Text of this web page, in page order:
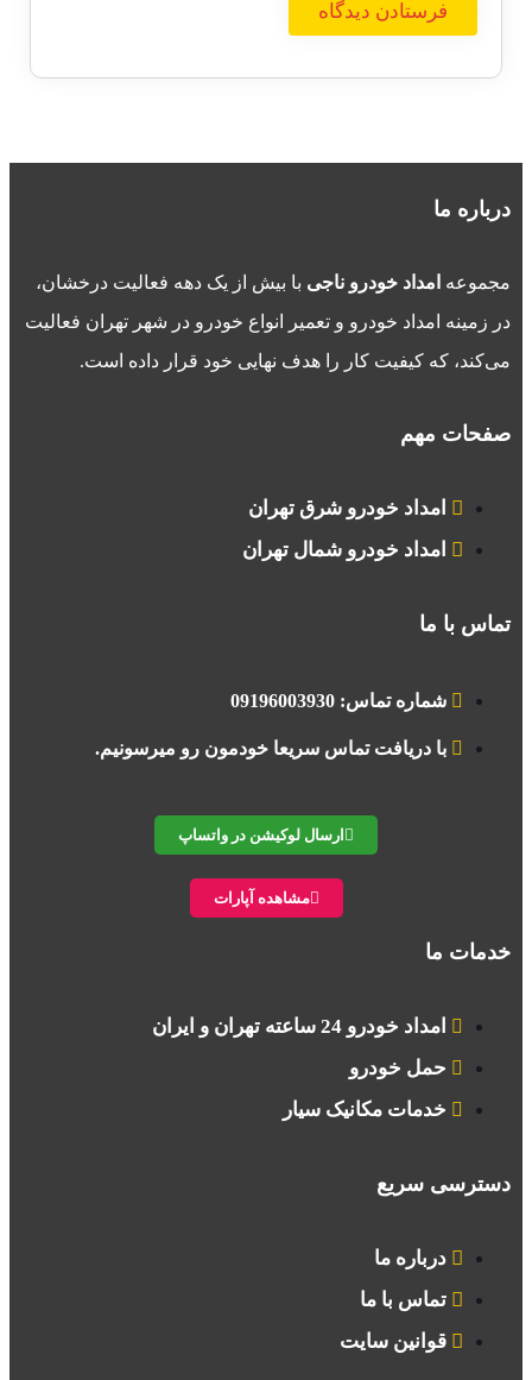
درباره ما
مجموعه امداد خودرو ناجی با بیش از یک دهه فعالیت درخشان،
در زمینه امداد خودرو و تعمیر انواع خودرو در شهر تهران فعالیت
می‌کند، که کیفیت کار را هدف نهایی خود قرار داده است.
صفحات مهم
امداد خودرو شرق تهران
امداد خودرو شمال تهران
تماس با ما
شماره تماس: 09196003930
با دریافت تماس سریعا خودمون رو میرسونیم.
ارسال لوکیشن در واتساپ
مشاهده آپارات
خدمات ما
امداد خودرو 24 ساعته تهران و ایران
حمل خودرو
خدمات مکانیک سیار
دسترسی سریع
درباره ما
تماس با ما
قوانین سایت